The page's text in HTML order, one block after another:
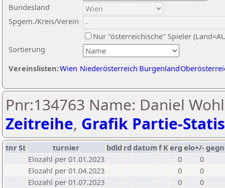
Sortierung
Bundesland
Spgem./Kreis/Verein
Nur "österreichische" Spieler
Vereinslisten:Wien Niederösterreich Burgenland
Pnr:134763 Name: Daniel
Zeitreihe, Grafik Partie-
tnrSt turnier bdld rd datumf Kerg elo+/-
Elozahl per 01.01.2023
0
0
Elozahl per 01.04.2023
0
0
Elozahl per 01.07.2023
0
0